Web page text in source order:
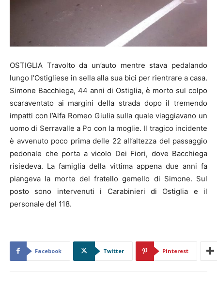
OSTIGLIA Travolto da un’auto mentre stava pedalando
lungo l’Ostigliese in sella alla sua bici per rientrare a casa.
Simone Bacchiega, 44 anni di Ostiglia, è morto sul colpo
scaraventato ai margini della strada dopo il tremendo
impatti con l’Alfa Romeo Giulia sulla quale viaggiavano un
uomo di Serravalle a Po con la moglie. Il tragico incidente
è avvenuto poco prima delle 22 all’altezza del passaggio
pedonale che porta a vicolo Dei Fiori, dove Bacchiega
risiedeva. La famiglia della vittima appena due anni fa
piangeva la morte del fratello gemello di Simone. Sul
posto sono intervenuti i Carabinieri di Ostiglia e il
personale del 118.
Facebook Twitter Pinterest